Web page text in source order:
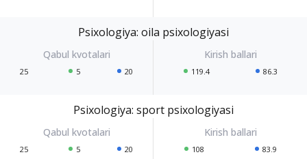
Psixologiya: oila psixologiyasi
25 5 20 119.4 86.3
Psixologiya: sport psixologiyasi
25 5 20 108 83.9